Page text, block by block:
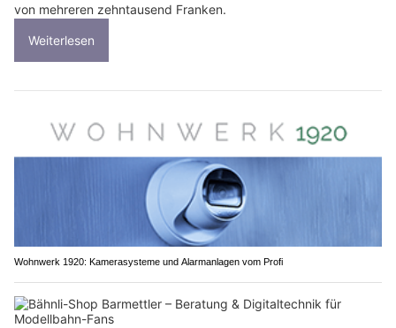
von mehreren zehntausend Franken.
Weiterlesen
Wohnwerk 1920: Kamerasysteme und Alarmanlagen vom Profi